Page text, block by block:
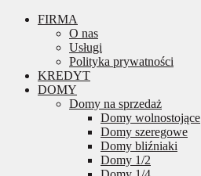
FIRMA
O nas
Usługi
Polityka prywatności
KREDYT
DOMY
Domy na sprzedaż
Domy wolnostojące
Domy szeregowe
Domy bliźniaki
Domy 1/2